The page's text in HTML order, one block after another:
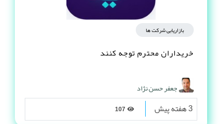
بازاریابی شرکت ها
خریداران محترم توجه کنند
جعفر حسن نژاد
3 هفته پیش